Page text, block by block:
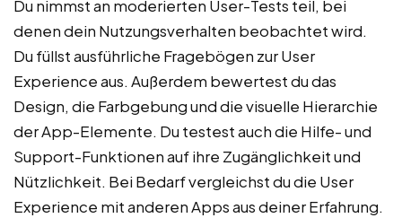
Du nimmst an moderierten User-Tests teil, bei
denen dein Nutzungsverhalten beobachtet wird.
Du füllst ausführliche Fragebögen zur User
Experience aus. Außerdem bewertest du das
Design, die Farbgebung und die visuelle Hierarchie
der App-Elemente. Du testest auch die Hilfe- und
Support-Funktionen auf ihre Zugänglichkeit und
Nützlichkeit. Bei Bedarf vergleichst du die User
Experience mit anderen Apps aus deiner Erfahrung.